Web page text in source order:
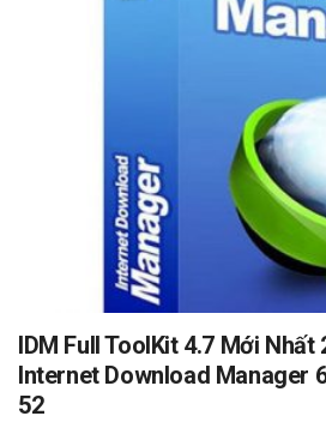
IDM Full ToolKit 4.7 Mới Nhất
Internet Download Manager
52